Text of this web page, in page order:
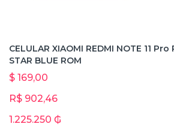
CELULAR XIAOMI REDMI NOTE 11
STAR BLUE ROM
$ 169,00
R$ 902,46
1.225.250 ₲